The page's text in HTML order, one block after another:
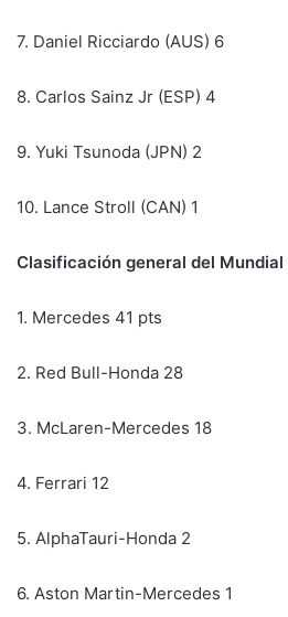
7. Daniel Ricciardo (AUS) 6
8. Carlos Sainz Jr (ESP) 4
9. Yuki Tsunoda (JPN) 2
10. Lance Stroll (CAN) 1
Clasificación general del
1. Mercedes 41 pts
2. Red Bull-Honda 28
3. McLaren-Mercedes 18
4. Ferrari 12
5. AlphaTauri-Honda 2
6. Aston Martin-Mercedes 1